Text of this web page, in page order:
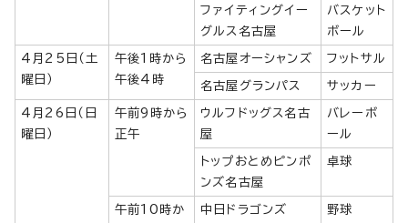
ファイティングイー
グルス名古屋
バスケット
ボール
4月25日（土
曜日）
午後1時から
午後4時
名古屋オーシャンズ フットサル
名古屋グランパス サッカー
4月26日（日
曜日）
午前9時から
正午
ウルフドッグス名古
屋
バレーボ
ール
トップおとめピンポ
ンズ名古屋
卓球
午前10時か
中日ドラゴンズ 野球